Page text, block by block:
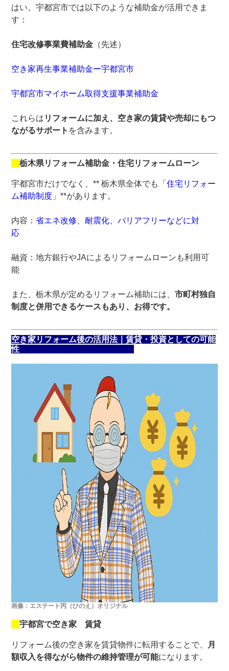
はい。宇都宮市では以下のような補助金が活用できま
す：
住宅改修事業費補助金 （先述）
空き家再生事業補助金ー宇都宮市
宇都宮市マイホーム取得支援事業補助金
これらは リフォームに加え、空き家の賃貸や売却にもつ
ながるサポート を含みます。
栃木県リフォーム補助金・住宅リフォームローン
宇都宮市だけでなく、** 栃木県全体でも「住宅リフォー
ム補助制度 」**があります。
内容：省エネ改修、耐震化、バリアフリーなどに対
応
融資：地方銀行やJAによるリフォームローンも利用可
能
また、栃木県が定めるリフォーム補助には、市町村独自
制度と併用できるケースもあり、お得です。
空き家リフォーム後の活用法｜賃貸・投資としての可能
性
画像：エステート丙（ひのえ）オリジナル
宇都宮で空き家 賃貸
リフォーム後の空き家を賃貸物件に転用することで、
月
額収入を得ながら物件の維持管理が可能になります。